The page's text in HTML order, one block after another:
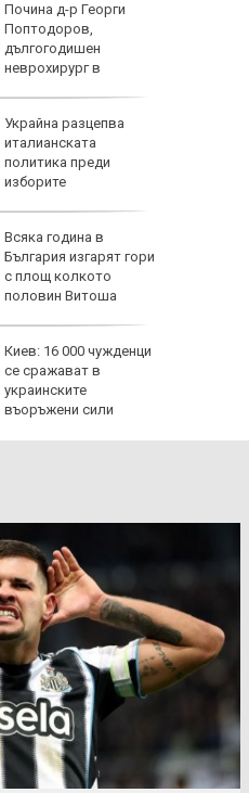
Почина д-р Георги
Поптодоров,
дългогодишен
неврохирург в
Украйна разцепва
италианската
политика преди
изборите
Всяка година в
България изгарят гори
с площ колкото
половин Витоша
Киев: 16 000 чужденци
се сражават в
украинските
въоръжени сили